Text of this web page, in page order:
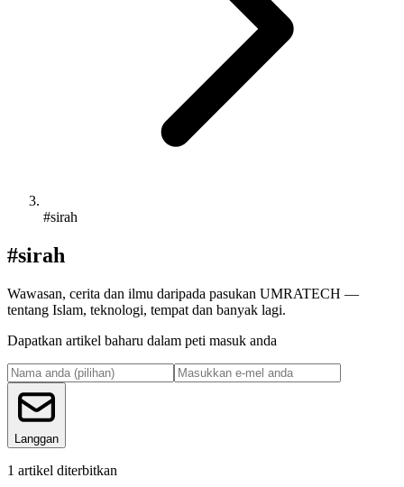
#sirah
#sirah
Wawasan, cerita dan ilmu daripada pasukan UMRATECH —
tentang Islam, teknologi, tempat dan banyak lagi.
Dapatkan artikel baharu dalam peti masuk anda
Langgan
1 artikel diterbitkan